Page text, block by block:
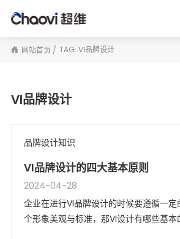
网站首页 TAG: VI品牌设计
VI品牌设计
品牌设计知识
VI品牌设计的四大基本原则
2024-04-28
企业在进行VI品牌设计的时候要遵循一
个形象美观与标准，那VI设计有哪些基本